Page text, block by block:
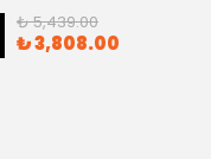
₺ 5,439.00
₺ 3,808.00